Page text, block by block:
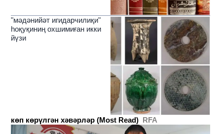
"мәдәнийәт игидарчилиқи"
һоқуқиниң охшимиған икки
йүзи
көп көрүлгән хәвәрләр (Most Read) RFA